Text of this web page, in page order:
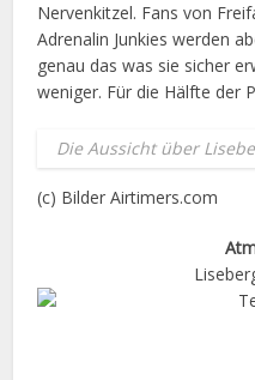
Nervenkitzel. Fans von
Adrenalin Junkies werden
genau das was sie sicher
weniger. Für die Hälfte der
Die Aussicht über
(c) Bilder Airtimers.com